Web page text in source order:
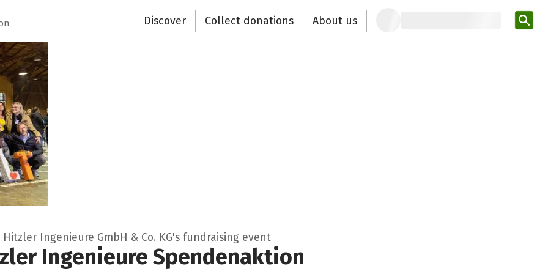
Discover Collect donations About us
Hitzler Ingenieure GmbH & Co. KG's fundraising event
Ingenieure Spendenaktion